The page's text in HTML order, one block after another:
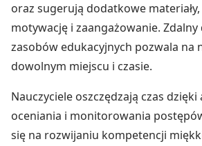
oraz sugerują dodatkowe
motywację i zaangażowanie.
zasobów edukacyjnych pozwala na
dowolnym miejscu i czasie.
Nauczyciele oszczędzają czas
oceniania i monitorowania
się na rozwijaniu kompetencji